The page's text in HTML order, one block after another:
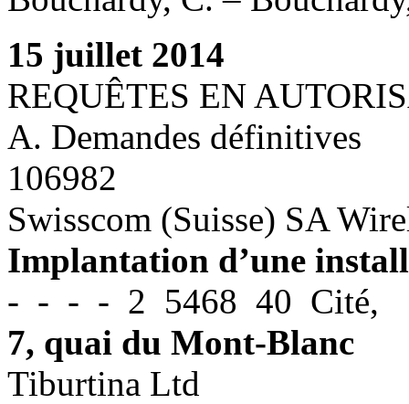
15 juillet 2014
REQUÊTES EN
A. Demandes définitives
106982
Swisscom (Suisse) SA
Implantation d’une
- - - - 2 5468 40 Cité,
7, quai du Mont-Blanc
Tiburtina Ltd